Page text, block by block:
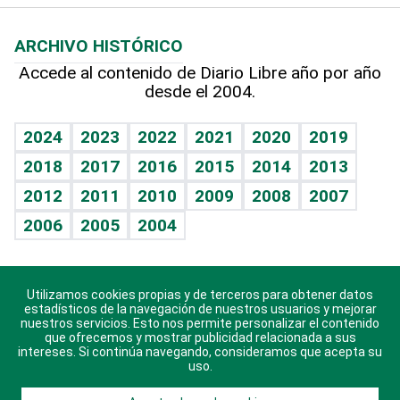
Hablando con el pediatra
Vida y familia
Eñe
Celebrando la vida
Sin complejos
En pocas palabras
Escuchando al corazón
Economía Personal
Línea de hit
TBT Deportivo
Más firmas
Hecho en casa
Guía del dinero
Cumpleaños
Horóscopos
Crucigramas
ARCHIVO HISTÓRICO
Accede al contenido de Diario Libre año por año
desde el 2004.
2024 2023 2022 2021 2020
2019
2018
2017 2016 2015 2014
2013
2012
2011 2010 2009 2008
2007
2006
2005 2004
Descarga nuestras aplicaciones para Android, iOS y
sistema Huawei.
Utilizamos cookies propias y de terceros para obtener datos
estadísticos de la navegación de nuestros usuarios y mejorar
nuestros servicios. Esto nos permite personalizar el contenido
que ofrecemos y mostrar publicidad relacionada a sus
intereses. Si continúa navegando, consideramos que acepta su
uso.